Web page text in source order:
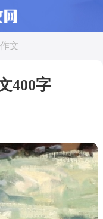
文
400字